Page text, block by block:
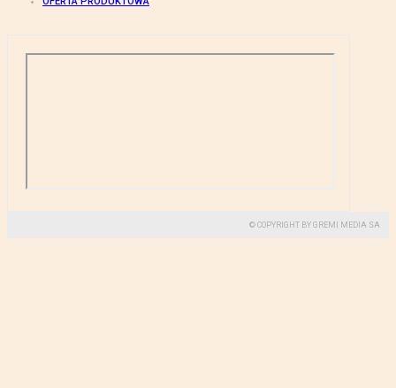
© COPYRIGHT BY GREMI MEDIA SA